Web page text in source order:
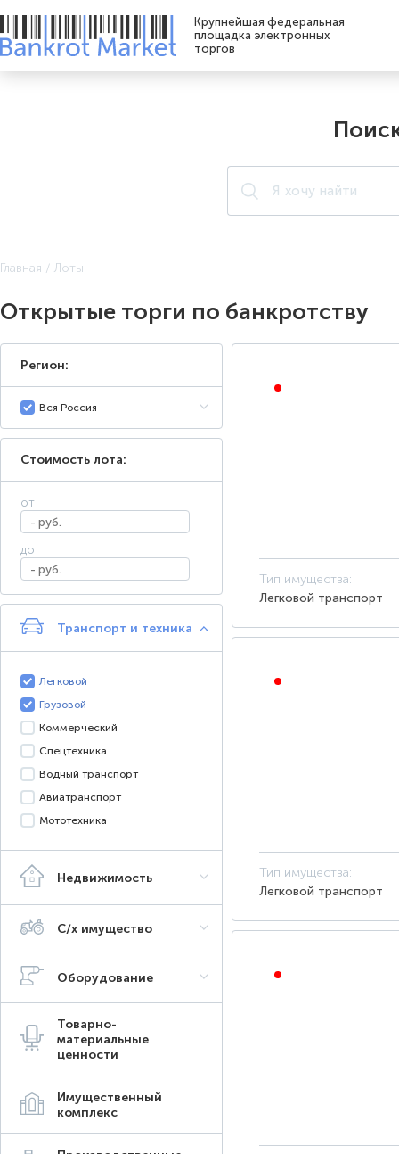
Крупнейшая федеральная
площадка электронных
торгов
Главная / Лоты
Открытые торги по банкротству
Регион:
Вся Россия
Стоимость лота:
от
до
Транспорт и техника
Легковой
Грузовой
Коммерческий
Спецтехника
Водный транспорт
Авиатранспорт
Мототехника
Недвижимость
С/х имущество
Оборудование
Товарно-
материальные
ценности
Имущественный
комплекс
Тип имущества:
Легковой транспорт
Тип имущества:
Легковой транспорт